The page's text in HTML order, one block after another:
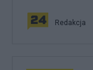
Redakcja